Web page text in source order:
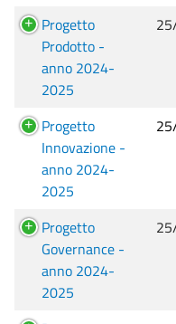
Progetto
Prodotto -
anno 2024-
2025
Progetto
Innovazione -
anno 2024-
2025
Progetto
Governance -
anno 2024-
2025